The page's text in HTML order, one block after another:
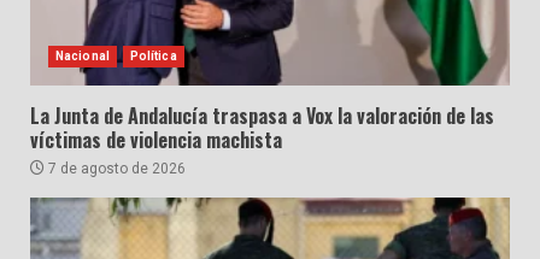
Nacional Política
La Junta de Andalucía traspasa a Vox la valoración de las
víctimas de violencia machista
7 de agosto de 2026